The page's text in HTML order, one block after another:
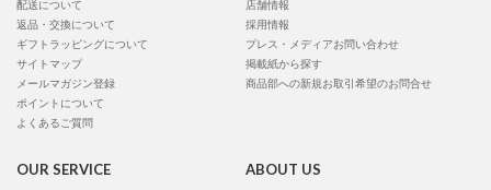
配送について
返品・交換について
ギフトラッピングについて
サイトマップ
メールマガジン登録
ポイントについて
よくあるご質問
店舗情報
採用情報
プレス・メディアお問い合わせ
掲載紙から探す
商品部への新規お取引希望のお問合せ
OUR SERVICE ABOUT US